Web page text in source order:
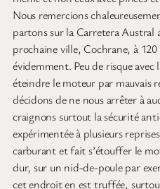
Nous remercions
partons sur la Carretera Austral
prochaine ville, Cochrane, à 120
évidemment. Peu de risque
éteindre le moteur par mauvais
décidons de ne nous arrêter à
craignons surtout la sécurité
expérimentée à plusieurs
carburant et fait s’étouffer le
dur, sur un nid-de-poule par
cet endroit en est truffée,